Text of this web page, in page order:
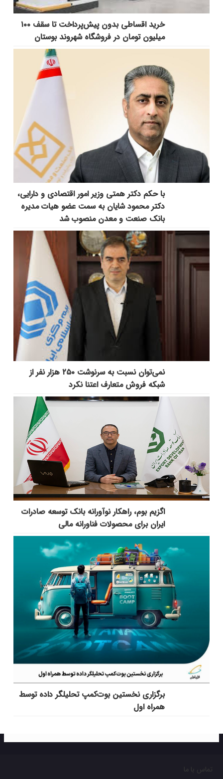
خرید اقساطی بدون پیش‌پرداخت تا سقف ۱۰۰
میلیون تومان در فروشگاه شهروند بوستان
با حکم دکتر همتی وزیر امور اقتصادی و دارایی،
دکتر محمود شایان به سمت عضو هیات مدیره
بانک صنعت و معدن منصوب شد
نمی‌توان نسبت به سرنوشت ۲۵۰ هزار نفر از
شبکه فروش متعارف اعتنا نکرد
اگزیم بوم، راهکار نوآورانه بانک توسعه صادرات
ایران برای محصولات فناورانه مالی
برگزاری نخستین بوت‌کمپ تحلیلگر داده توسط
همراه اول
تماس با ما